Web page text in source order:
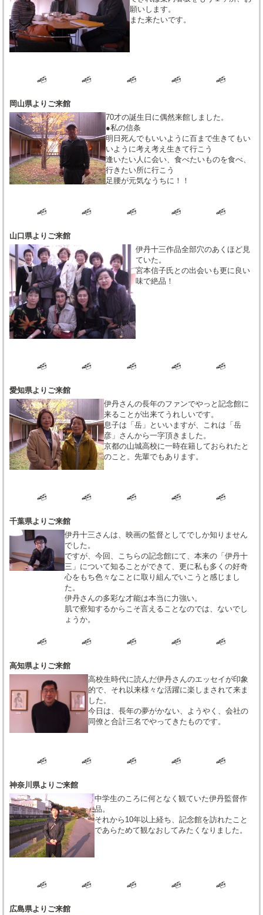
願いします。
また来たいです。
岡山県よりご来館
70才の誕生日に偶然来館しました。
●私の信条
明日死んでもいいように百まで生きてもい
いように考え考え生きて行こう
逢いたい人に会い、食べたいものを食べ、
行きたい所に行こう
足腰が元気なうちに！！
山口県よりご来館
伊丹十三作品全部穴のあくほど見
ていた。
宮本信子氏との出会いも更に良い
味で絶品！
愛知県よりご来館
伊丹さんの長年のファンでやっと記念館に
来ることが出来てうれしいです。
息子は「岳」といいますが、これは「岳
彦」さんから一字頂きました。
京都の山城高校に一時在籍しておられたと
のこと。先輩でもあります。
千葉県よりご来館
伊丹十三さんは、映画の監督としてでしか知りません
でした。
ですが、今回、こちらの記念館にて、本来の「伊丹十
三」について知ることができて、更に私も多くの好奇
心をもち色々なことに取り組んでいこうと感じまし
た。
伊丹さんの多彩な才能は本当に力強い。
肌で察知するからこそ言えることなのでは、ないでし
ょうか。
高知県よりご来館
高校生時代に読んだ伊丹さんのエッセイが印象
的で、それ以来様々な活躍に楽しまされて来ま
した。
今日は、長年の夢がかない、ようやく、会社の
同僚と合計三名でやってきたものです。
神奈川県よりご来館
中学生のころに何となく観ていた伊丹監督作
品。
それから10年以上経ち、記念館を訪れたこと
であらためて観なおしてみたくなりました。
広島県よりご来館